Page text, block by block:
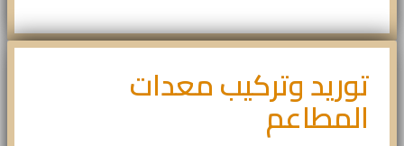
توريد وتركيب معدات
المطاعم